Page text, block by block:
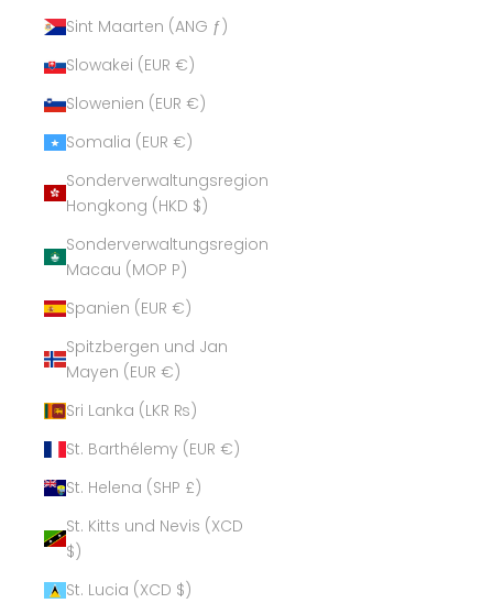
Sint Maarten (ANG ƒ)
Slowakei (EUR €)
Slowenien (EUR €)
Somalia (EUR €)
Sonderverwaltungsregion
Hongkong (HKD $)
Sonderverwaltungsregion
Macau (MOP P)
Spanien (EUR €)
Spitzbergen und Jan
Mayen (EUR €)
Sri Lanka (LKR ₨)
St. Barthélemy (EUR €)
St. Helena (SHP £)
St. Kitts und Nevis (XCD
$)
St. Lucia (XCD $)